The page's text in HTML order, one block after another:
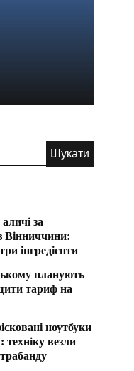
за
Вінниччини:
інгредієнти
планують
тариф на
ноутбуки
везли